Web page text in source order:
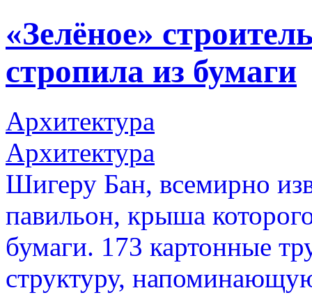
«Зелёное»
стропила из бумаги
Архитектура
Архитектура
Шигеру Бан, всемирно
павильон, крыша
бумаги. 173 картонные
структуру,